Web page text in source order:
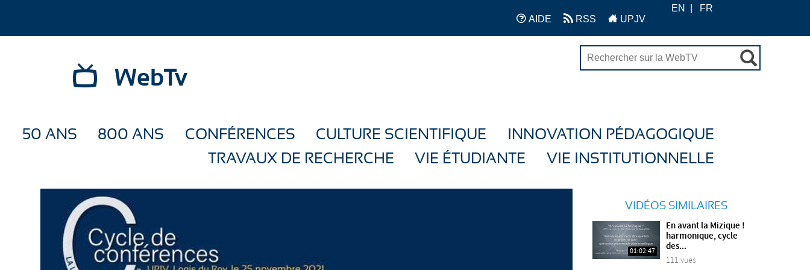
AIDE RSS UPJV
EN FR
WebTv
50 ANS 800 ANS CONFÉRENCES CULTURE SCIENTIFIQUE
INNOVATION PÉDAGOGIQUE
TRAVAUX DE RECHERCHE
VIE ÉTUDIANTE VIE INSTITUTIONNELLE
VIDÉOS SIMILAIRES
01:02:47
En avant la Mizique !
harmonique, cycle
des...
111 vues